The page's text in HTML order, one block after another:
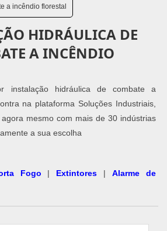
a incêndio florestal
HIDRÁULICA DE
A INCÊNDIO
instalação hidráulica de combate a
na plataforma Soluções Industriais,
mesmo com mais de 30 indústrias
a sua escolha
Fogo | Extintores |Alarme de